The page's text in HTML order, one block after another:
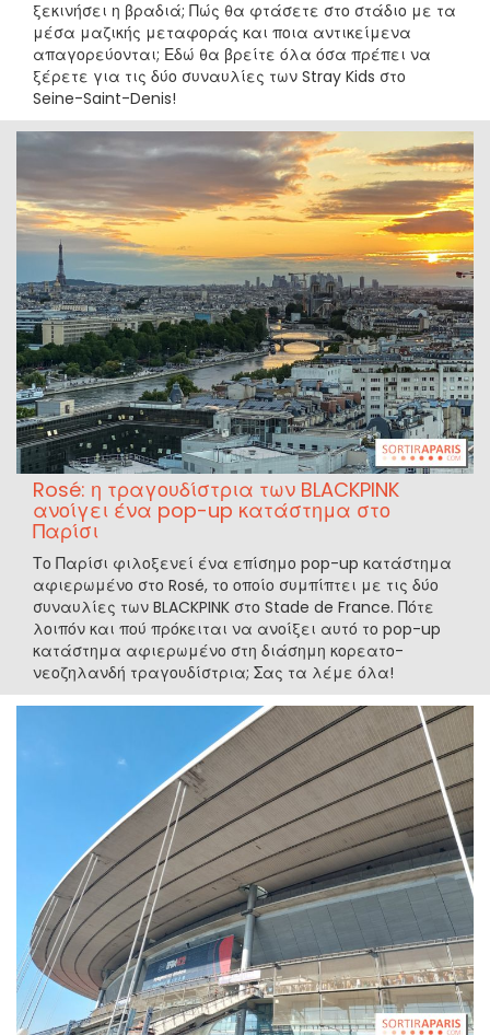
ξεκινήσει η βραδιά; Πώς θα φτάσετε στο στάδιο με τα
μέσα μαζικής μεταφοράς και ποια αντικείμενα
απαγορεύονται; Εδώ θα βρείτε όλα όσα πρέπει να
ξέρετε για τις δύο συναυλίες των Stray Kids στο
Seine-Saint-Denis!
Rosé: η τραγουδίστρια των BLACKPINK
ανοίγει ένα pop-up κατάστημα στο
Παρίσι
Το Παρίσι φιλοξενεί ένα επίσημο pop-up κατάστημα
αφιερωμένο στο Rosé, το οποίο συμπίπτει με τις δύο
συναυλίες των BLACKPINK στο Stade de France. Πότε
λοιπόν και πού πρόκειται να ανοίξει αυτό το pop-up
κατάστημα αφιερωμένο στη διάσημη κορεατο-
νεοζηλανδή τραγουδίστρια; Σας τα λέμε όλα!